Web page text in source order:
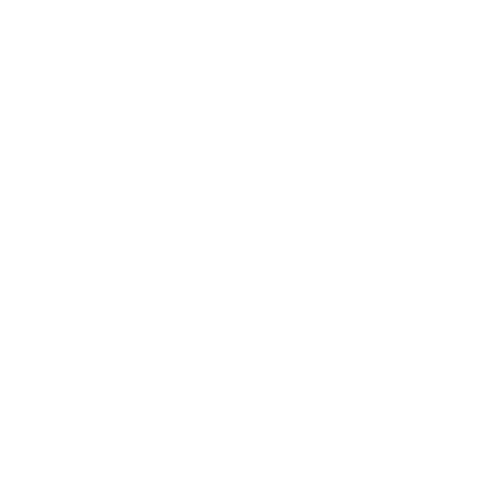
от суммы
а
с
с
к
оформления
Сплит в